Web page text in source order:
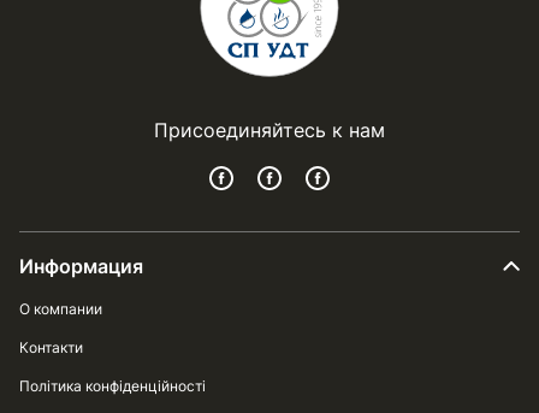
Присоединяйтесь к нам
Информация
О компании
Контакти
Політика конфіденційності